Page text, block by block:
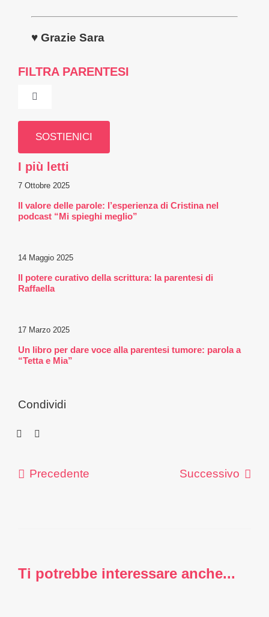
♥ Grazie Sara
FILTRA PARENTESI
Toggle
Comitato Scientifico
Professionisti
La mia parentesi tumore
Selezionati per te
Trasparenza
Sostenitori
SOSTIENICI
I più letti
7 Ottobre 2025
Il valore delle parole: l’esperienza di Cristina nel
podcast “Mi spieghi meglio”
14 Maggio 2025
Il potere curativo della scrittura: la parentesi di
Raffaella
17 Marzo 2025
Un libro per dare voce alla parentesi tumore: parola a
“Tetta e Mia”
Condividi
Precedente Successivo
Ti potrebbe interessare anche...